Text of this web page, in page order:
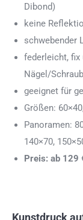
Dibond)
keine
schwebender
federleicht, fix
Nägel/
geeignet für
Größen:
Panoramen:
140×70,
Preis: ab 129
Kunstdruck